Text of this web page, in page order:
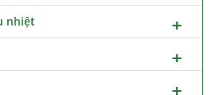
nhiệt